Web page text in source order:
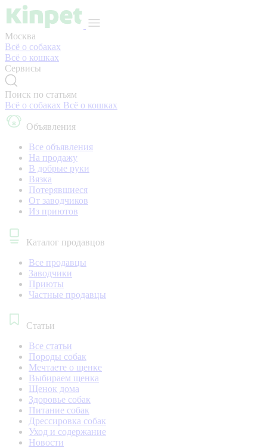
Москва
Всё о собаках
Всё о кошках
Сервисы
Поиск по статьям
Всё о собаках Всё о кошках
Объявления
Все объявления
На продажу
В добрые руки
Вязка
Потерявшиеся
От заводчиков
Из приютов
Каталог продавцов
Все продавцы
Заводчики
Приюты
Частные продавцы
Статьи
Все статьи
Породы собак
Мечтаете о щенке
Выбираем щенка
Щенок дома
Здоровье собак
Питание собак
Дрессировка собак
Уход и содержание
Новости